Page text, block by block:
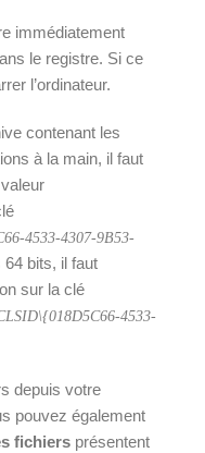
immédiatement
le registre. Si ce
l’ordinateur.
contenant les
à la main, il faut
4533-4307-9B53-
bits, il faut
sur la clé
4533-
depuis votre
pouvez également
fichiers présentent